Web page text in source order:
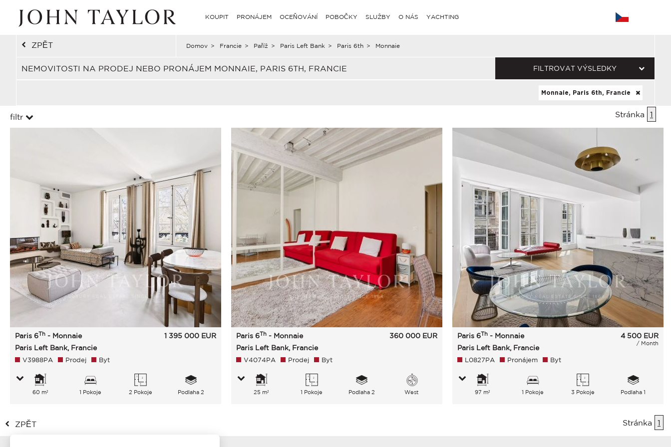
KOUPIT PRONÁJEM OCEŇOVÁNÍ POBOČKY SLUŽBY O NÁS YACHTING
ZPĚT Domov > Francie > Paříž > Paris Left Bank > Paris 6th > Monnaie
NEMOVITOSTI NA PRODEJ NEBO PRONÁJEM MONNAIE, PARIS 6TH, FRANCIE FILTROVAT VÝSLEDKY
Monnaie, Paris 6th, Francie
filtr Stránka 1
Paris 6Th - Monnaie
Paris Left Bank, Francie
1 395 000 EUR
V3988PA Prodej Byt
60 m² 1 Pokoje 2 Pokoje Podlaha 2
Paris 6Th- Monnaie
Paris Left Bank, Francie
360 000 EUR
V4074PA Prodej Byt
25 m² 1 Pokoje Podlaha 2 West
Paris 6Th- Monnaie
Paris Left Bank, Francie
4 500 EUR
/ Month
L0827PA Pronájem Byt
97 m² 1 Pokoje 3 Pokoje Podlaha 1
ZPĚT Stránka 1